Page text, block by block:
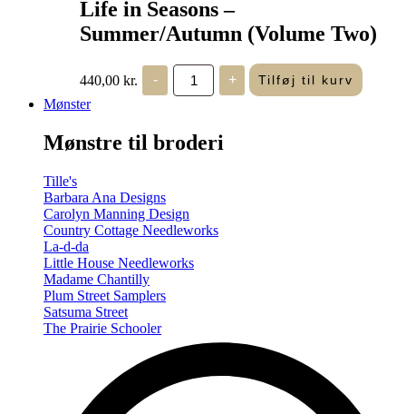
Life in Seasons –
Summer/Autumn (Volume Two)
440,00 kr. -
Life
Seasons
(Volume
+ Tilføj til kurv
Mønster
Mønstre til broderi
Tille's
Barbara Ana Designs
Carolyn Manning Design
Country Cottage Needleworks
La-d-da
Little House Needleworks
Madame Chantilly
Plum Street Samplers
Satsuma Street
The Prairie Schooler